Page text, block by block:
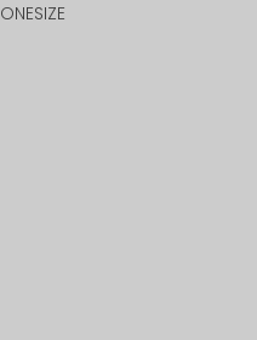
rameno
ONESIZE